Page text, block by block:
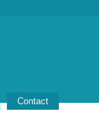
Contact